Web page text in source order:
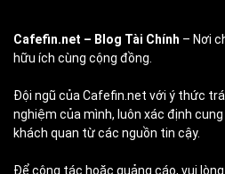
Cafefin.net – Blog Tài Chính – Nơi
hữu ích cùng cộng đồng.
Đội ngũ của Cafefin.net với ý thức
nghiệm của mình, luôn xác định
khách quan từ các nguồn tin cậy.
Để cộng tác hoặc quảng cáo, vui